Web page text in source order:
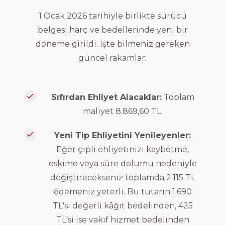
1 Ocak 2026 tarihiyle birlikte sürücü
belgesi harç ve bedellerinde yeni bir
döneme girildi. İşte bilmeniz gereken
güncel rakamlar:
Sıfırdan Ehliyet Alacaklar:Toplam
maliyet 8.869,60 TL.
Yeni Tip Ehliyetini Yenileyenler:
Eğer çipli ehliyetinizi kaybetme,
eskime veya süre dolumu nedeniyle
değiştirecekseniz toplamda 2.115 TL
ödemeniz yeterli. Bu tutarın 1.690
TL'si değerli kâğıt bedelinden, 425
TL'si ise vakıf hizmet bedelinden